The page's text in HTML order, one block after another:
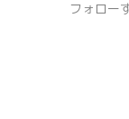
フォロー